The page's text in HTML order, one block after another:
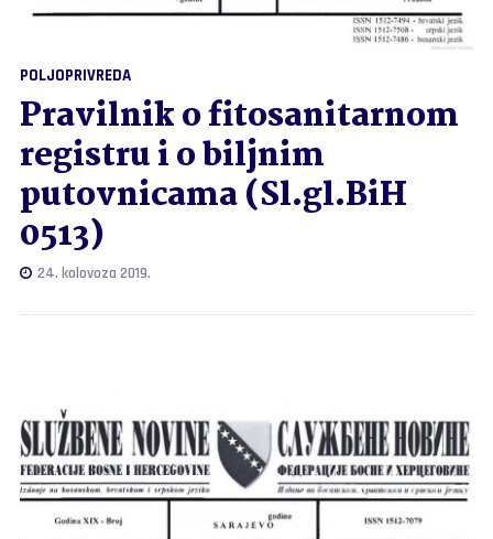
POLJOPRIVREDA
Pravilnik o fitosanitarnom
registru i o biljnim
putovnicama (Sl.gl.BiH
0513)
24. kolovoza 2019.